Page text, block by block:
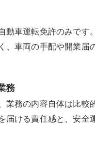
車運転免許のみで
車両の手配や開業
務
務の内容自体は比
ける責任感と、安